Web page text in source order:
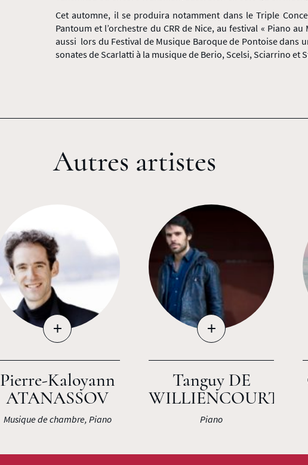
Cet automne, il se produira notamment dans le Triple
Pantoum et l’orchestre du CRR de Nice, au festival « Piano
aussi lors du Festival de Musique Baroque de Pontoise dans
sonates de Scarlatti à la musique de Berio, Scelsi, Sciarrino et
Autres artistes
+
Pierre-Kaloyann
ATANASSOV
Musique de chambre, Piano
+
Tanguy DE
WILLIENCOURT
Piano